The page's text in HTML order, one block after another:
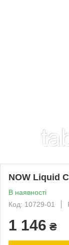
NOW Liquid
В наявності
Код: 10729-01
1 146 ₴